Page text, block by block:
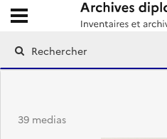
Archives diplomatiques
Ouvrir le menu déroulant
39 medias